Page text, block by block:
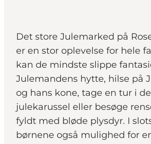
Det store Julemarked på
er en stor oplevelse for hele
kan de mindste slippe
Julemandens hytte, hilse på
og hans kone, tage en tur i
julekarussel eller besøge
fyldt med bløde plysdyr. I
børnene også mulighed for